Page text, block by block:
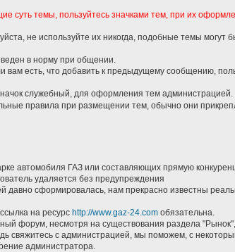
суть темы, пользуйтесь значками тем, при их
не используйте их никогда, подобные темы могут
в норму при общении.
вам есть, что добавить к предыдущему сообщению,
служебный, для оформления тем администрацией.
правила при размещении тем, обычно они
автомобиля ГАЗ или составляющих прямую
удаляется без предупреждения
давно сформировалась, нам прекрасно известны
на ресурс http://www.gaz-24.com обязательна.
форум, несмотря на существования раздела
свяжитесь с администрацией, мы поможем, с
администратора.